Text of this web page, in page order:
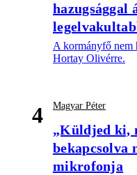
hazugsággal
A kormányfő nem
Hortay Olivérre.
4 Magyar Péter
„Küldjed ki,
bekapcsolva
mikrofonja